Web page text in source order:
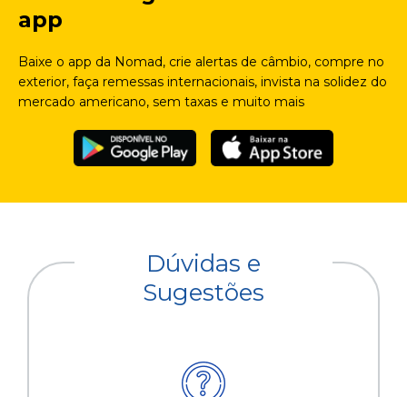
app
Baixe o app da Nomad, crie alertas de câmbio, compre no
exterior, faça remessas internacionais, invista na solidez do
mercado americano, sem taxas e muito mais
Dúvidas e
Sugestões